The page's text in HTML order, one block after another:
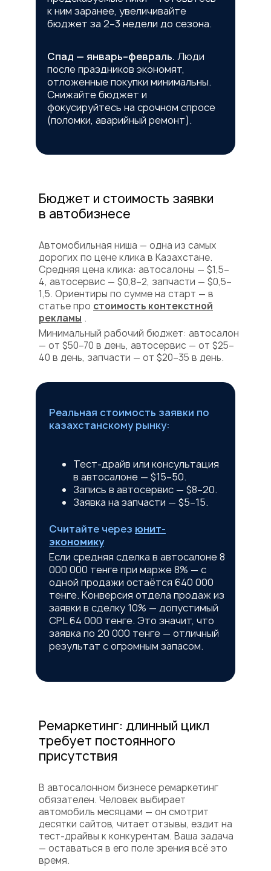
к ним заранее, увеличивайте
бюджет за 2–3 недели до сезона.
Спад — январь–февраль. Люди
после праздников экономят,
отложенные покупки минимальны.
Снижайте бюджет и
фокусируйтесь на срочном спросе
(поломки, аварийный ремонт).
Бюджет и стоимость заявки
в автобизнесе
Автомобильная ниша — одна из самых
дорогих по цене клика в Казахстане.
Средняя цена клика: автосалоны — $1,5–
4, автосервис — $0,8–2, запчасти — $0,5–
1,5. Ориентиры по сумме на старт — в
статье про стоимость контекстной
рекламы .
Минимальный рабочий бюджет: автосалон
— от $50–70 в день, автосервис — от $25–
40 в день, запчасти — от $20–35 в день.
Реальная стоимость заявки по
казахстанскому рынку:
Считайте через юнит-
экономику
Тест-драйв или консультация
в автосалоне — $15–50.
Запись в автосервис — $8–20.
Заявка на запчасти — $5–15.
Если средняя сделка в автосалоне 8
000 000 тенге при марже 8% — с
одной продажи остаётся 640 000
тенге. Конверсия отдела продаж из
заявки в сделку 10% — допустимый
CPL 64 000 тенге. Это значит, что
заявка по 20 000 тенге — отличный
результат с огромным запасом.
Ремаркетинг: длинный цикл
требует постоянного
присутствия
В автосалонном бизнесе ремаркетинг
обязателен. Человек выбирает
автомобиль месяцами — он смотрит
десятки сайтов, читает отзывы, ездит на
тест-драйвы к конкурентам. Ваша задача
— оставаться в его поле зрения всё это
время.